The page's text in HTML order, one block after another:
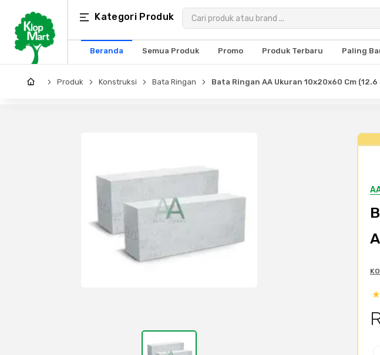
Kategori Produk
Beranda Semua Produk Promo Produk Terbaru Paling
Kategori
Produk
Arsitektur
Produk Konstruksi Bata Ringan Bata Ringan AA Ukuran 10x20x60 Cm